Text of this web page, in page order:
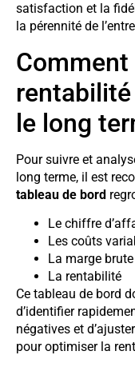
satisfaction et la
la pérennité de
rentabilité
le long
Pour suivre et
long terme, il est
tableau de bord
Le chiffre
Les coûts
La marge brute
La rentabilité
Ce tableau de bord
d’identifier
négatives et
pour optimiser la